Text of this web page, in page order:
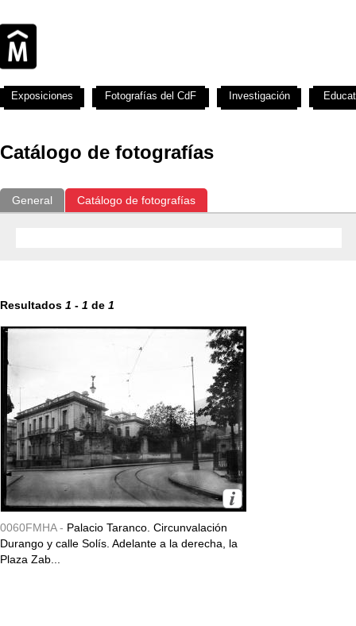
Catálogo de fotografías
General Catálogo de fotografías
Resultados 1 - 1 de 1
0060FMHA - Palacio Taranco. Circunvalación
Durango y calle Solís. Adelante a la derecha, la
Plaza Zab...
Exposiciones Fotografías del CdF Investigación